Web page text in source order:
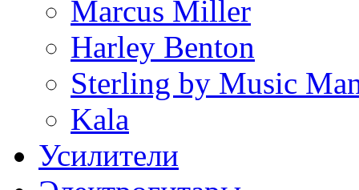
Marcus Miller
Harley Benton
Sterling by Music
Kala
Усилители